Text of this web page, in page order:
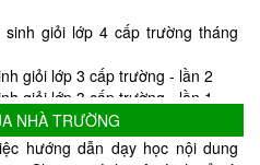
giỏi lớp 4 cấp trường tháng
giỏi lớp 3 cấp trường - lần 2
giỏi lớp 3 cấp trường - lần 1
chào mừng ngày 08/3 - 26-3
NHÀ TRƯỜNG
hướng dẫn dạy học nội dung